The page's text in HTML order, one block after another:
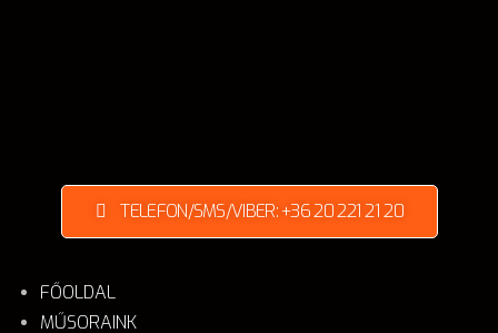
FŐOLDAL
MŰSORAINK
TELEFON/SMS/VIBER: +36 20 221 21 20